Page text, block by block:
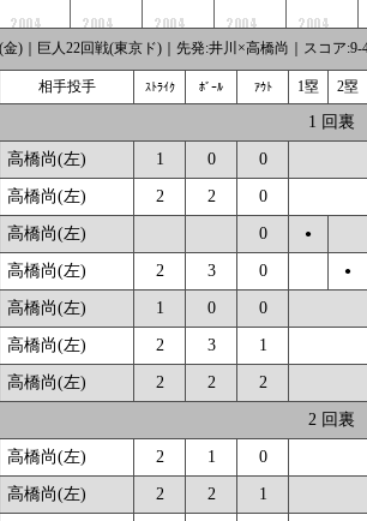
金)｜巨人22回戦(東京ド)｜先発:井川×高橋尚｜スコア:9-
相手投手 ｽﾄﾗｲｸ ﾎﾞｰﾙ ｱｳﾄ 1塁 2塁
1 回裏
高橋尚(左) 1 0 0
高橋尚(左) 2 2 0
高橋尚(左) 0 ●
高橋尚(左) 2 3 0 ●
高橋尚(左) 1 0 0
高橋尚(左) 2 3 1
高橋尚(左) 2 2 2
2 回裏
高橋尚(左) 2 1 0
高橋尚(左) 2 2 1